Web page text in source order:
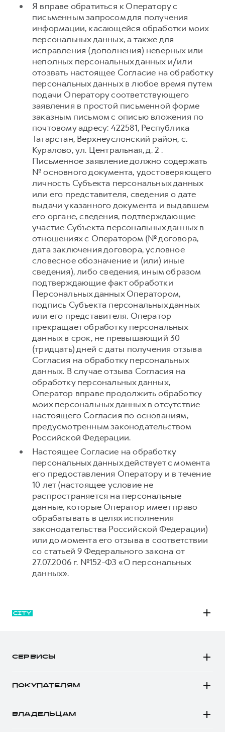
Я вправе обратиться к Оператору с
письменным запросом для получения
информации, касающейся обработки моих
персональных данных, а также для
исправления (дополнения) неверных или
неполных персональных данных и/или
отозвать настоящее Согласие на обработку
персональных данных в любое время путем
подачи Оператору соответствующего
заявления в простой письменной форме
заказным письмом с описью вложения по
почтовому адресу: 422581, Республика
Татарстан, Верхнеуслонский район, с.
Куралово, ул. Центральная, д. 2 .
Письменное заявление должно содержать
№ основного документа, удостоверяющего
личность Субъекта персональных данных
или его представителя, сведения о дате
выдачи указанного документа и выдавшем
его органе, сведения, подтверждающие
участие Субъекта персональных данных в
отношениях с Оператором (№ договора,
дата заключения договора, условное
словесное обозначение и (или) иные
сведения), либо сведения, иным образом
подтверждающие факт обработки
Персональных данных Оператором,
подпись Субъекта персональных данных
или его представителя. Оператор
прекращает обработку персональных
данных в срок, не превышающий 30
(тридцать) дней с даты получения отзыва
Согласия на обработку персональных
данных. В случае отзыва Согласия на
обработку персональных данных,
Оператор вправе продолжить обработку
моих персональных данных в отсутствие
настоящего Согласия по основаниям,
предусмотренным законодательством
Российской Федерации.
Настоящее Согласие на обработку
персональных данных действует с момента
его предоставления Оператору и в течение
10 лет (настоящее условие не
распространяется на персональные
данные, которые Оператор имеет право
обрабатывать в целях исполнения
законодательства Российской Федерации)
или до момента его отзыва в соответствии
со статьей 9 Федерального закона от
27.07.2006 г. №152-ФЗ «О персональных
данных».
СЕРВИСЫ
ПОКУПАТЕЛЯМ
Конфигуратор HAVAL
ВЛАДЕЛЬЦАМ